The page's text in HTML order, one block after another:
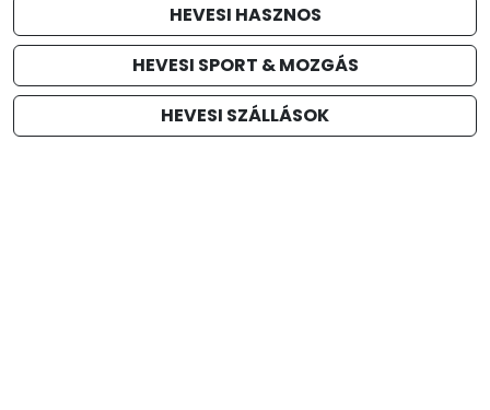
HEVESI HASZNOS
HEVESI SPORT & MOZGÁS
HEVESI SZÁLLÁSOK